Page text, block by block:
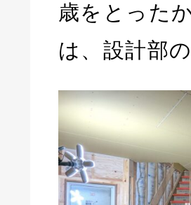
歳をとった
は、設計部